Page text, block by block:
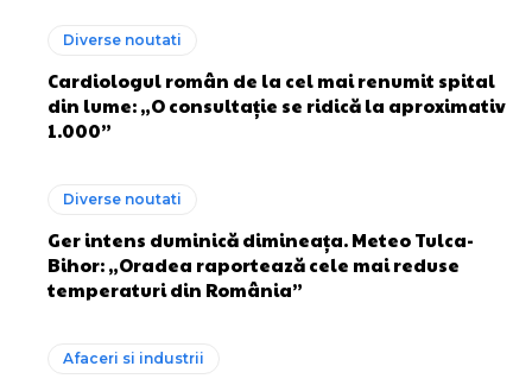
Diverse noutati
Cardiologul român de la cel mai renumit spital
din lume: „O consultație se ridică la aproximativ
1.000”
Diverse noutati
Ger intens duminică dimineața. Meteo Tulca-
Bihor: „Oradea raportează cele mai reduse
temperaturi din România”
Afaceri si industrii